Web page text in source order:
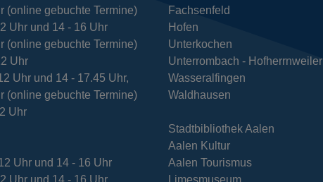
(online gebuchte Termine)
Uhr und 14 - 16 Uhr
(online gebuchte Termine)
Uhr
Uhr und 14 - 17.45 Uhr,
(online gebuchte Termine)
Uhr
Uhr und 14 - 16 Uhr
Uhr und 14 - 16 Uhr
Fachsenfeld
Hofen
Unterkochen
Unterrombach - Hofherrnweiler
Wasseralfingen
Waldhausen
Stadtbibliothek Aalen
Aalen Kultur
Aalen Tourismus
Limesmuseum